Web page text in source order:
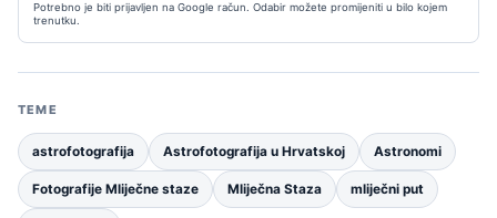
Potrebno je biti prijavljen na Google račun. Odabir možete promijeniti u bilo kojem
trenutku.
TEME
astrofotografija Astrofotografija u Hrvatskoj Astronomi
Fotografije Mliječne staze Mliječna Staza mliječni put